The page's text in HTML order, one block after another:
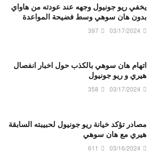
يخفي ريو جونيول وجهه عند عودته من هاواي
بدون هان سوهي وسط فضيحة المواعدة
03/17/2024
397
اتهام هان سوهي بالكذب حول اخبار انفصال
هيري و ريو جونيول
03/17/2024
358
مصادر تؤكد خيانة ريو جونيول لحبيبته السابقة
هيري مع هان سوهي
03/16/2024
611